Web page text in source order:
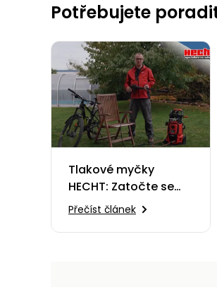
Potřebujete
Tlakové myčky
HECHT: Zatočte se
špínou rychle a
Přečíst článek